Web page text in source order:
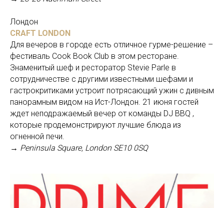
Лондон
CRAFT LONDON
Для вечеров в городе есть отличное гурме-решение –
фестиваль Cook Book Club в этом ресторане.
Знаменитый шеф и ресторатор Stevie Parle в
сотрудничестве с другими известными шефами и
гастрокритиками устроит потрясающий ужин с дивным
панорамным видом на Ист-Лондон. 21 июня гостей
ждет неподражаемый вечер от команды DJ BBQ ,
которые продемонстрируют лучшие блюда из
огненной печи.
→ Peninsula Square, London SE10 0SQ